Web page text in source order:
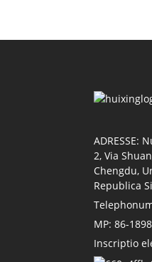
ADRESSE:
2, Via
Chengdu,
Republica
MP: 86-
Inscriptio